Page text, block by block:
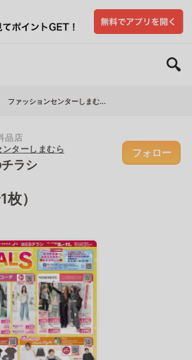
ファッションセンターしまむ...
品店
ターしまむら
ラシ
フォロー
）